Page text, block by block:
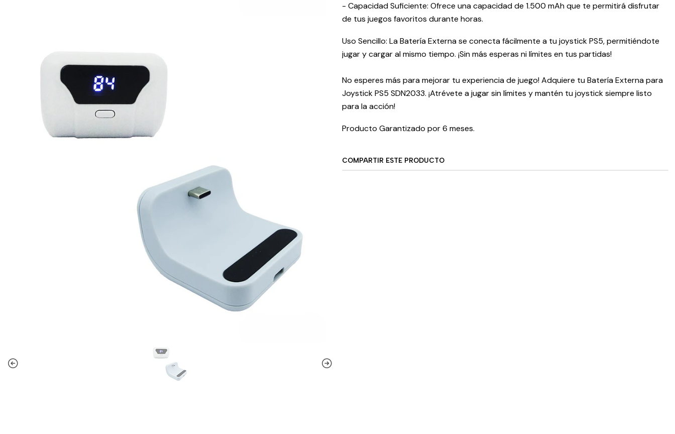
- Capacidad Suficiente: Ofrece una capacidad de 1.500 mAh que te permitirá disfrutar
de tus juegos favoritos durante horas.
Uso Sencillo: La Batería Externa se conecta fácilmente a tu joystick PS5, permitiéndote
jugar y cargar al mismo tiempo. ¡Sin más esperas ni límites en tus partidas!
No esperes más para mejorar tu experiencia de juego! Adquiere tu Batería Externa para
Joystick PS5 SDN2033. ¡Atrévete a jugar sin límites y mantén tu joystick siempre listo
para la acción!
Producto Garantizado por 6 meses.
COMPARTIR ESTE PRODUCTO